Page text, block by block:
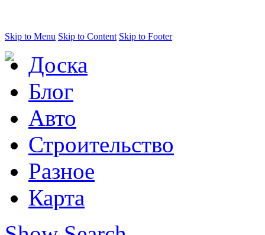
Skip to Menu Skip to Content Skip to Footer
Доска
Блог
Авто
Строительство
Разное
Карта